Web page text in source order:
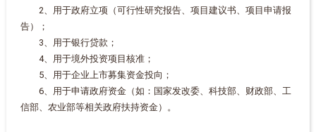
2、用于政府立项（可行性研究报告、项目建议书、项目申请报
告）；
3、用于银行贷款；
4、用于境外投资项目核准；
5、用于企业上市募集资金投向；
6、用于申请政府资金（如：国家发改委、科技部、财政部、工
信部、农业部等相关政府扶持资金）。